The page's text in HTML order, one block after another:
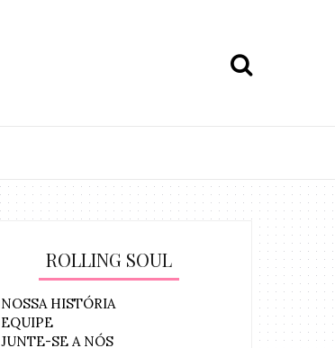
ROLLING SOUL
NOSSA HISTÓRIA
EQUIPE
JUNTE-SE A NÓS